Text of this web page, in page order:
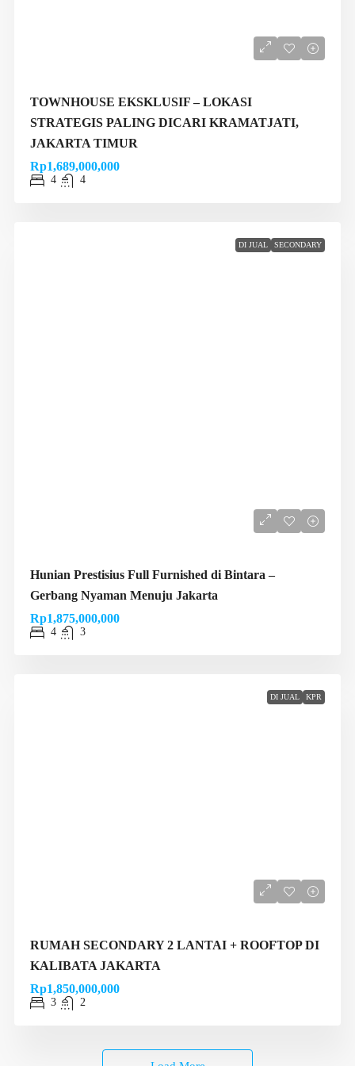
TOWNHOUSE EKSKLUSIF – LOKASI
STRATEGIS PALING DICARI KRAMATJATI,
JAKARTA TIMUR
Rp1,689,000,000
4 4
DI JUAL SECONDARY
Hunian Prestisius Full Furnished di Bintara –
Gerbang Nyaman Menuju Jakarta
Rp1,875,000,000
4 3
DI JUAL KPR
RUMAH SECONDARY 2 LANTAI + ROOFTOP DI
KALIBATA JAKARTA
Rp1,850,000,000
3 2